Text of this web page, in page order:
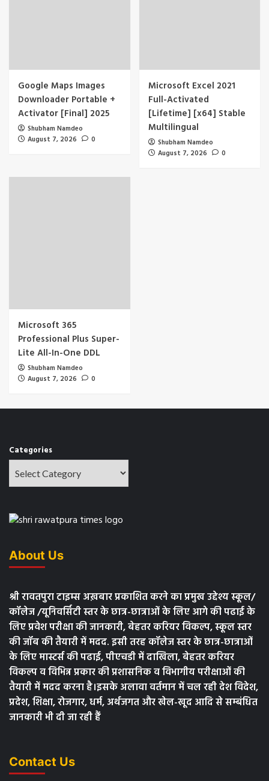
Google Maps Images
Downloader Portable +
Activator [Final] 2025
Shubham Namdeo
August 7, 2026
0
Microsoft Excel 2021
Full-Activated
[Lifetime] [x64] Stable
Multilingual
Shubham Namdeo
August 7, 2026
0
Microsoft 365
Professional Plus Super-
Lite All-In-One DDL
Shubham Namdeo
August 7, 2026
0
Categories
About Us
श्री रावतपुरा टाइम्स अख़बार प्रकाशित करने का प्रमुख उद्देश्य स्कूल/
कॉलेज /यूनिवर्सिटी स्तर के छात्र-छात्राओं के लिए आगे की पढाई के
लिए प्रवेश परीक्षा की जानकारी, बेहतर करियर विकल्प, स्कूल स्तर
की जॉब की तैयारी में मदद. इसी तरह कॉलेज स्तर के छात्र-छात्राओं
के लिए मास्टर्स की पढाई, पीएचडी में दाखिला, बेहतर करियर
विकल्प व विभिन्न प्रकार की प्रशासनिक व विभागीय परीक्षाओं की
तैयारी में मदद करना है।इसके अलावा वर्तमान में चल रही देश विदेश,
प्रदेश, शिक्षा, रोजगार, धर्म, अर्थजगत और खेल-खूद आदि से सम्बंधित
जानकारी भी दी जा रही हैं
Contact Us